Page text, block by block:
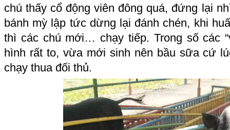
chú thấy cổ động viên đông quá, đứng lại
bánh mỳ lập tức dừng lại đánh chén, khi
thì các chú mới… chạy tiếp. Trong số các
hình rất to, vừa mới sinh nên bầu sữa cứ
chạy thua đối thủ.